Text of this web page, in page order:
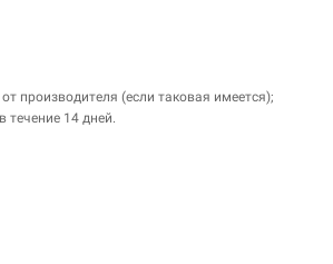
производителя (если таковая имеется);
течение 14 дней.